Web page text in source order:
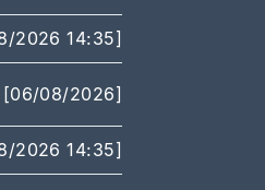
2026 14:35]
[06/08/2026]
2026 14:35]